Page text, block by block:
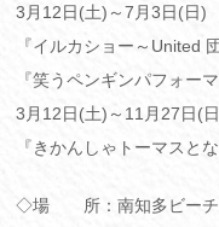
3月12日(土)～7月3日(日)
『イルカショー～United
『笑うペンギンパフォー
3月12日(土)～11月27日(
『きかんしゃトーマスと
◇場 所：南知多ビーチ